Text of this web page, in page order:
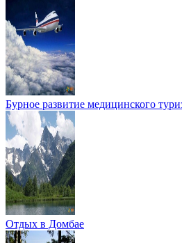
Бурное развитие медицинского
Отдых в Домбае